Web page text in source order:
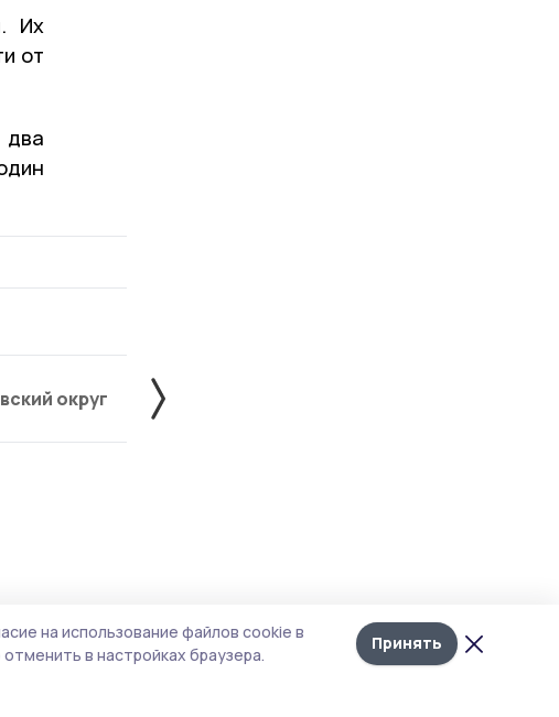
Лента
новостей
Их
от
два
округ Жердевский округ
на использование файлов cookie в
в настройках браузера.
Принять